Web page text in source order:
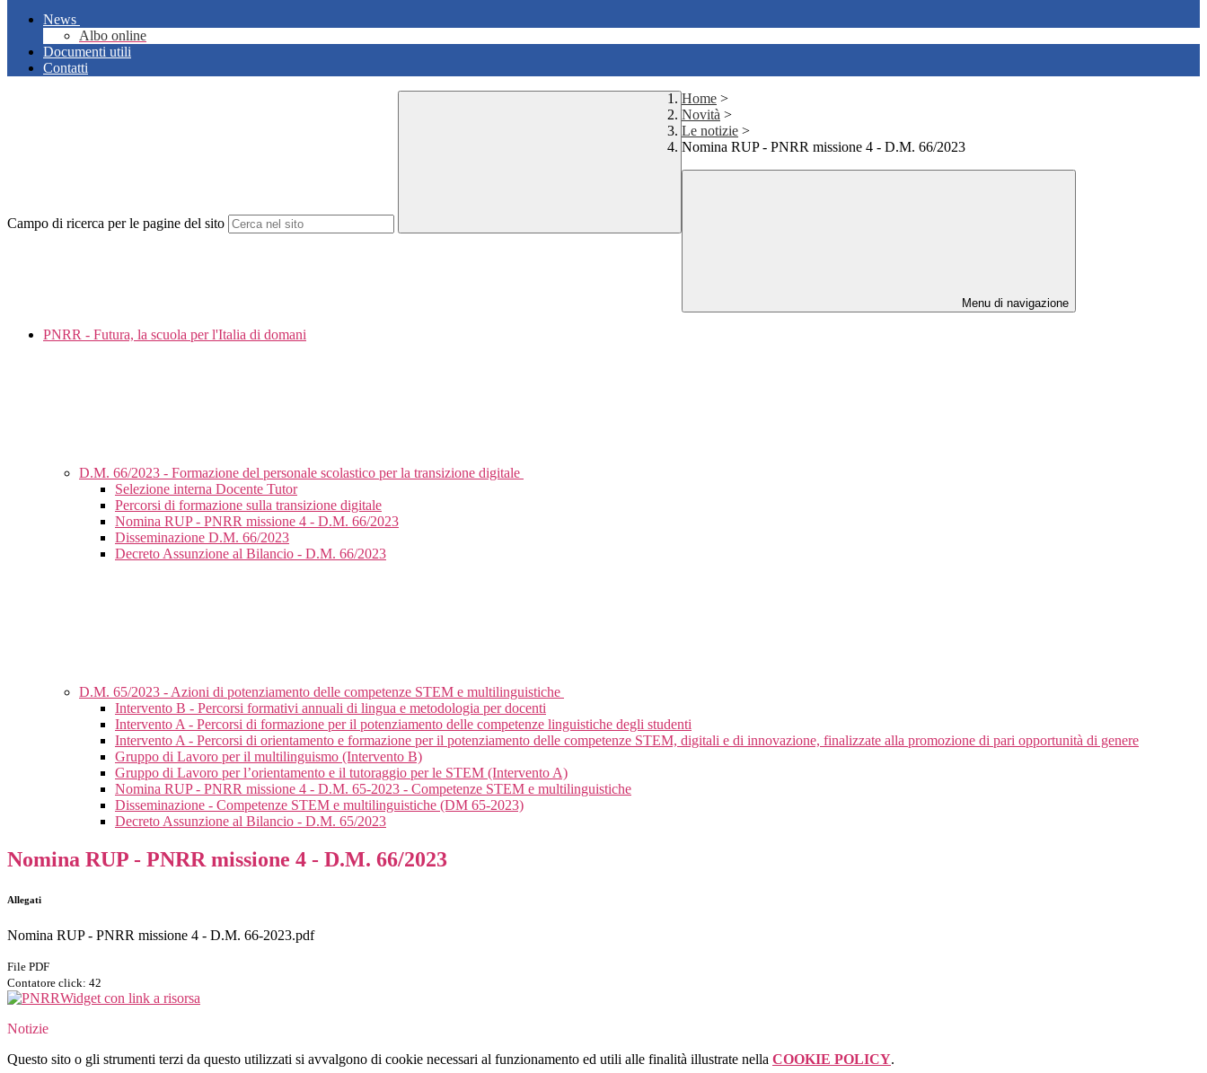
News
Albo online
Documenti utili
Contatti
Campo di ricerca per le pagine del sito
Home >
Novità >
Le notizie >
Nomina RUP - PNRR missione 4 - D.M. 66/2023
Menu di navigazione
PNRR - Futura, la scuola per l'Italia di domani
D.M. 66/2023 - Formazione del personale scolastico per la transizione digitale
Selezione interna Docente Tutor
Percorsi di formazione sulla transizione digitale
Nomina RUP - PNRR missione 4 - D.M. 66/2023
Disseminazione D.M. 66/2023
Decreto Assunzione al Bilancio - D.M. 66/2023
D.M. 65/2023 - Azioni di potenziamento delle competenze STEM e multilinguistiche
Intervento B - Percorsi formativi annuali di lingua e metodologia per docenti
Intervento A - Percorsi di formazione per il potenziamento delle competenze linguistiche degli studenti
Intervento A - Percorsi di orientamento e formazione per il potenziamento delle competenze STEM, digitali e di innovazione, finalizzate alla promozione di pari opportunità di genere
Gruppo di Lavoro per il multilinguismo (Intervento B)
Gruppo di Lavoro per l’orientamento e il tutoraggio per le STEM (Intervento A)
Nomina RUP - PNRR missione 4 - D.M. 65-2023 - Competenze STEM e multilinguistiche
Disseminazione - Competenze STEM e multilinguistiche (DM 65-2023)
Decreto Assunzione al Bilancio - D.M. 65/2023
Nomina RUP - PNRR missione 4 - D.M. 66/2023
Allegati
Nomina RUP - PNRR missione 4 - D.M. 66-2023.pdf
File PDF
Contatore click: 42
Widget con link a risorsa
Notizie
Questo sito o gli strumenti terzi da questo utilizzati si avvalgono di cookie necessari al funzionamento ed utili alle finalità illustrate nella COOKIE POLICY.